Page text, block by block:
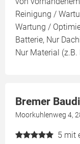
Reinigung /
Wartung /
Batterie, Nur
Nur Material
Bremer
Moorkuhlenweg 4,
5 mit